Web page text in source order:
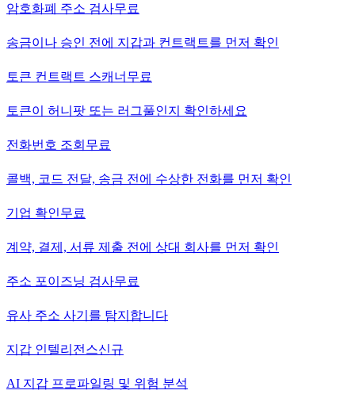
암호화폐 주소 검사무료
송금이나 승인 전에 지갑과 컨트랙트를 먼저 확인
토큰 컨트랙트 스캐너 무료
토큰이 허니팟 또는 러그풀인지 확인하세요
전화번호 조회 무료
콜백, 코드 전달, 송금 전에 수상한 전화를 먼저 확인
기업 확인무료
계약, 결제, 서류 제출 전에 상대 회사를 먼저 확인
주소 포이즈닝 검사무료
유사 주소 사기를 탐지합니다
지갑 인텔리전스신규
AI 지갑 프로파일링 및 위험 분석